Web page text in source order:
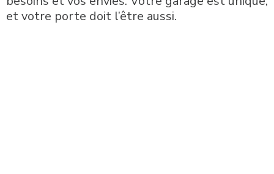
et votre porte doit l’être aussi.